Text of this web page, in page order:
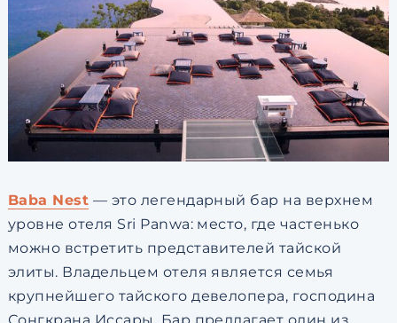
Baba Nest — это легендарный бар на верхнем
уровне отеля Sri Panwa: место, где частенько
можно встретить представителей тайской
элиты. Владельцем отеля является семья
крупнейшего тайского девелопера, господина